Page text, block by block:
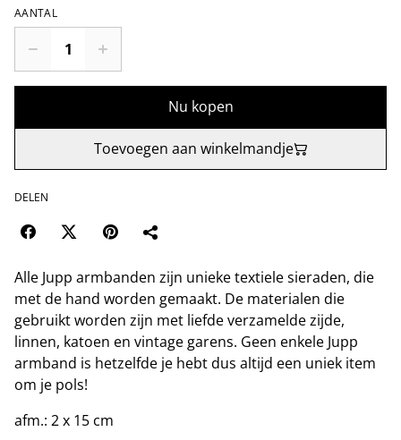
AANTAL
Nu kopen
Toevoegen aan winkelmandje
DELEN
Alle Jupp armbanden zijn unieke textiele sieraden, die
met de hand worden gemaakt. De materialen die
gebruikt worden zijn met liefde verzamelde zijde,
linnen, katoen en vintage garens. Geen enkele Jupp
armband is hetzelfde je hebt dus altijd een uniek item
om je pols!
afm.: 2 x 15 cm